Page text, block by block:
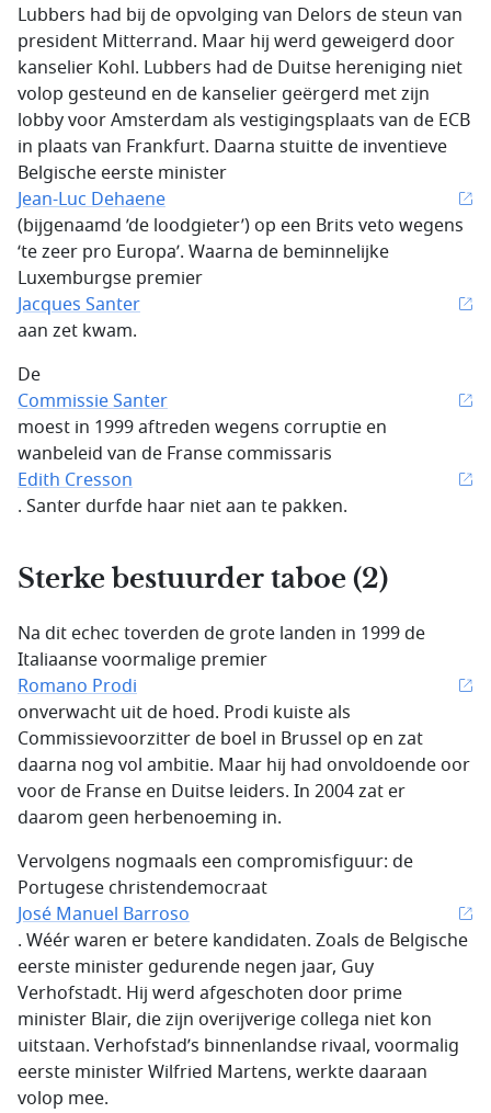
Lubbers had bij de opvolging van Delors de steun van
president Mitterrand. Maar hij werd geweigerd door
kanselier Kohl. Lubbers had de Duitse hereniging niet
volop gesteund en de kanselier geërgerd met zijn
lobby voor Amsterdam als vestigingsplaats van de ECB
in plaats van Frankfurt. Daarna stuitte de inventieve
Belgische eerste minister
Jean-Luc Dehaene
(bijgenaamd ’de loodgieter’) op een Brits veto wegens
‘te zeer pro Europa’. Waarna de beminnelijke
Luxemburgse premier
Jacques Santer
aan zet kwam.
De
Commissie Santer
moest in 1999 aftreden wegens corruptie en
wanbeleid van de Franse commissaris
Edith Cresson
. Santer durfde haar niet aan te pakken.
Sterke bestuurder taboe (2)
Na dit echec toverden de grote landen in 1999 de
Italiaanse voormalige premier
Romano Prodi
onverwacht uit de hoed. Prodi kuiste als
Commissievoorzitter de boel in Brussel op en zat
daarna nog vol ambitie. Maar hij had onvoldoende oor
voor de Franse en Duitse leiders. In 2004 zat er
daarom geen herbenoeming in.
Vervolgens nogmaals een compromisfiguur: de
Portugese christendemocraat
José Manuel Barroso
. Wéér waren er betere kandidaten. Zoals de Belgische
eerste minister gedurende negen jaar, Guy
Verhofstadt. Hij werd afgeschoten door prime
minister Blair, die zijn overijverige collega niet kon
uitstaan. Verhofstad’s binnenlandse rivaal, voormalig
eerste minister Wilfried Martens, werkte daaraan
volop mee.